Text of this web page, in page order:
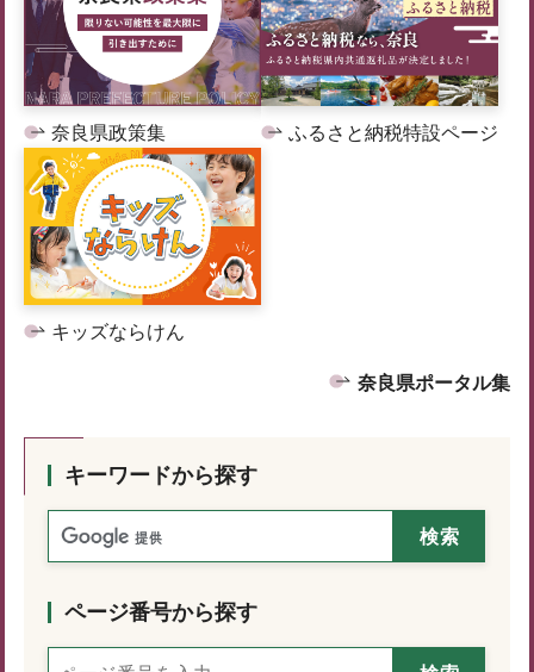
奈良県政策集 ふるさと納税特設ページ
キッズならけん
奈良県ポータル集
キーワードから探す
ページ番号から探す